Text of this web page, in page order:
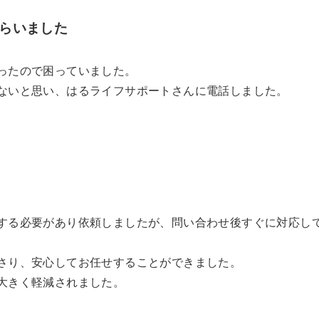
いました
ので困っていました。
と思い、はるライフサポートさんに電話しました。
必要があり依頼しましたが、問い合わせ後すぐに対応し
、安心してお任せすることができました。
く軽減されました。